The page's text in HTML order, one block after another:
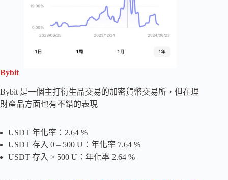
Bybit
Bybit 是一個主打衍生品交易的加密貨幣交易所，但在理
財產品方面也有不錯的表現
USDT 年化率：2.64 %
USDT 存入 0 – 500 U：年化率 7.64 %
USDT 存入 > 500 U：年化率 2.64 %